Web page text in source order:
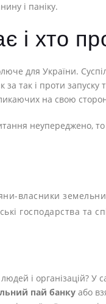
і паніку.
і хто
для України.
за так і проти
на свою
неупереджено,
власники
господарства та
і організацій? У
пай банку або